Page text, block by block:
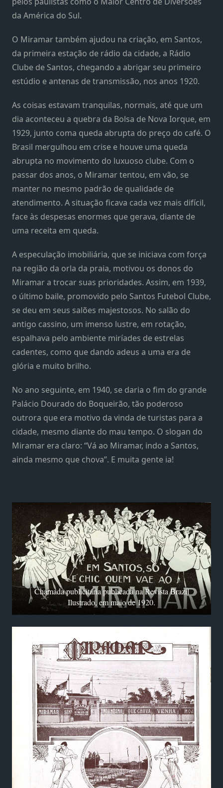
da América do Sul.
O Miramar também ajudou na criação, em Santos,
da primeira estação de rádio da cidade, a Rádio
Clube de Santos, chegando a abrigar seu primeiro
estúdio e antenas de transmissão, nos anos 1920.
As coisas estavam tranquilas, normais, até que um
dia aconteceu a quebra da Bolsa de Nova Iorque, em
1929, junto coma queda abrupta do preço do café. O
Brasil mergulhou em crise e houve uma queda
abrupta no movimento do luxuoso clube. Com o
passar dos anos, o Miramar tentou, em vão, se
manter no mesmo padrão de qualidade de
atendimento. A situação ficava cada vez mais difícil,
face às despesas enormes que gerava, diante de
uma receita em queda.
A especulação imobiliária, que se iniciava com força
na região da orla da praia, motivou os donos do
Miramar a trocar suas prioridades. Assim, em 1939,
o último baile, promovido pelo Santos Futebol Clube,
se deu em seus salões majestosos. No salão do
antigo cassino, um imenso lustre, em rotação,
espalhava pelo ambiente miríades de estrelas
cadentes, como que dando adeus a uma era de
glória e muito brilho.
No ano seguinte, em 1940, se daria o fim do grande
Palácio Dourado do Boqueirão, tão poderoso
outrora que era motivo da vinda de turistas para a
cidade, mesmo diante do mau tempo. O slogan do
Miramar era claro: “Vá ao Miramar, indo a Santos,
ainda mesmo que chova”. E muita gente ia!
Chamada publicitária publicada na Revista Brazil
Ilustrado, em maio de 1920.